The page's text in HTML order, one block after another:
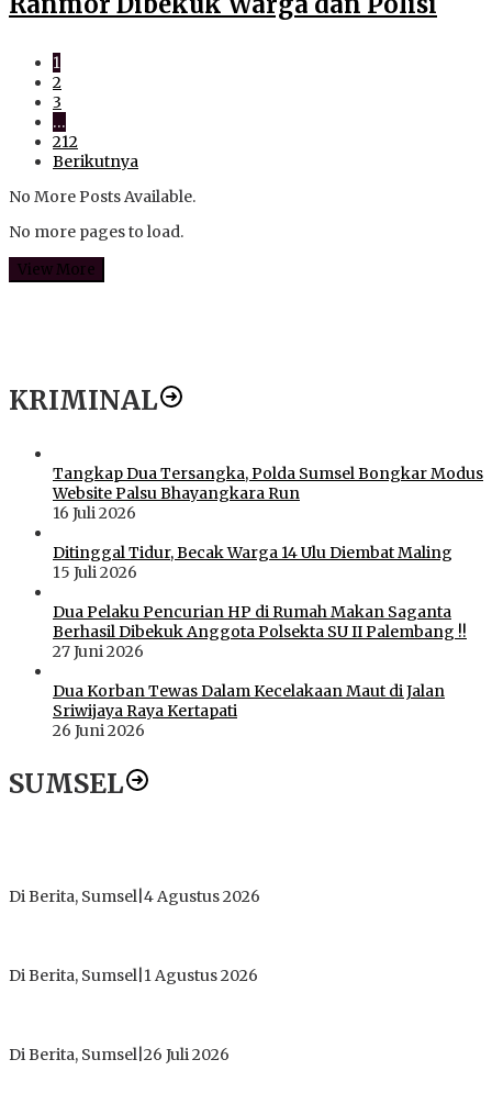
1
2
3
…
212
Berikutnya
No More Posts Available.
No more pages to load.
View More
KRIMINAL
Tangkap Dua Tersangka, Polda Sumsel Bongkar Modus
Website Palsu Bhayangkara Run
16 Juli 2026
Ditinggal Tidur, Becak Warga 14 Ulu Diembat Maling
15 Juli 2026
Dua Pelaku Pencurian HP di Rumah Makan Saganta
Berhasil Dibekuk Anggota Polsekta SU II Palembang !!
27 Juni 2026
Dua Korban Tewas Dalam Kecelakaan Maut di Jalan
Sriwijaya Raya Kertapati
26 Juni 2026
SUMSEL
Di Berita, Sumsel 4 Agustus 2026
Di Berita, Sumsel 1 Agustus 2026
Di Berita, Sumsel 26 Juli 2026